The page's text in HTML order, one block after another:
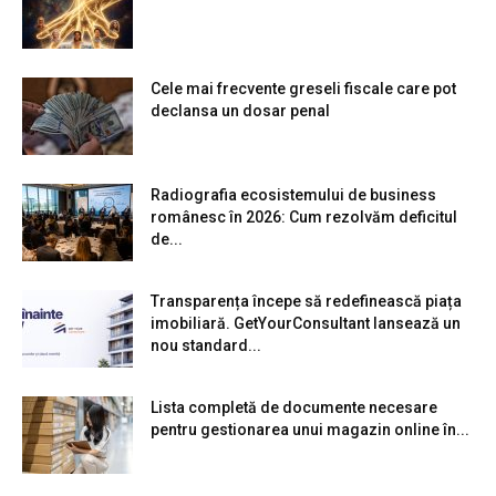
Cele mai frecvente greseli fiscale care pot
declansa un dosar penal
Radiografia ecosistemului de business
românesc în 2026: Cum rezolvăm deficitul
de...
Transparența începe să redefinească piața
imobiliară. GetYourConsultant lansează un
nou standard...
Lista completă de documente necesare
pentru gestionarea unui magazin online în...